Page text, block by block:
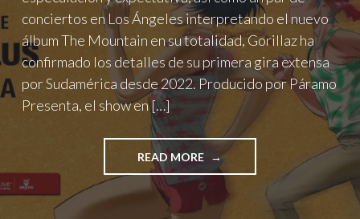
conciertos en Los Ángeles interpretando el nuevo
álbum The Mountain en su totalidad, Gorillaz ha
confirmado los detalles de su primera gira extensa
por Sudamérica desde 2022. Producido por Páramo
Presenta, el show en […]
READ MORE "GORILLAZ
REGRESA
BOGOTÁ